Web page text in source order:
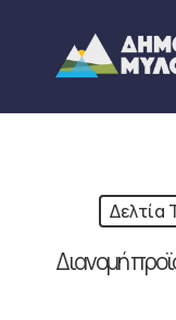
content
Δελτία
Διανομή